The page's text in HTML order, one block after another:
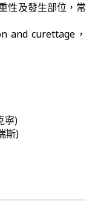
性及發生部位，常
and curettage，
寧)
斯)